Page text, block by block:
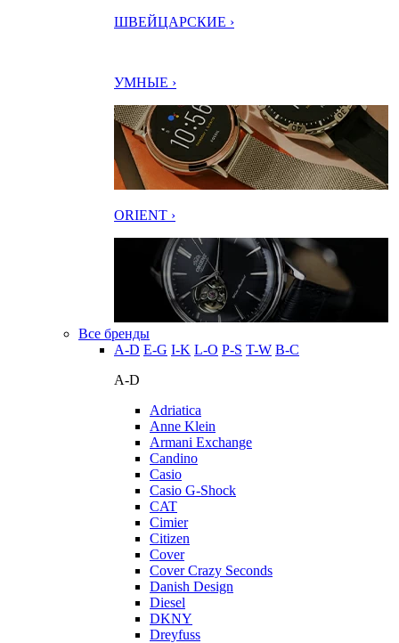
ШВЕЙЦАРСКИЕ ›
УМНЫЕ ›
ORIENT ›
Все бренды
A-D E-G I-K L-O P-S T-W В-С
A-D
Adriatica
Anne Klein
Armani Exchange
Candino
Casio
Casio G-Shock
CAT
Cimier
Citizen
Cover
Cover Crazy Seconds
Danish Design
Diesel
DKNY
Dreyfuss